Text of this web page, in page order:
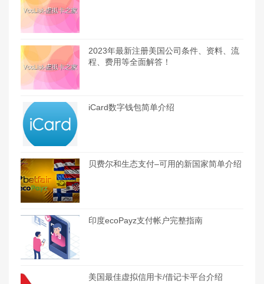
2023年最新注册美国公司条件、资料、流
程、费用等全面解答！
iCard数字钱包简单介绍
贝费尔和生态支付–可用的新国家简单介绍
印度ecoPayz支付帐户完整指南
美国最佳虚拟信用卡/借记卡平台介绍